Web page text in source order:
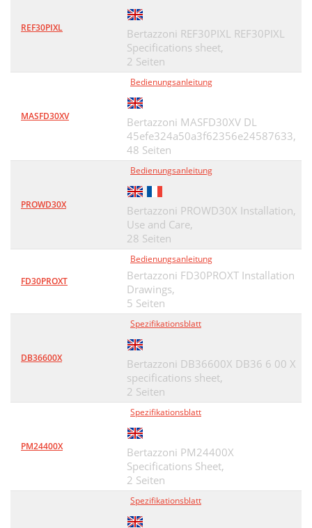
REF30PIXL
Bertazzoni REF30PIXL REF30PIXL
Specifications sheet,
2 Seiten
MASFD30XV
Bedienungsanleitung
Bertazzoni MASFD30XV DL
45efe324a50a3f62356e24587633,
48 Seiten
PROWD30X
Bedienungsanleitung
Bertazzoni PROWD30X Installation,
Use and Care,
28 Seiten
FD30PROXT
Bedienungsanleitung
Bertazzoni FD30PROXT Installation
Drawings,
5 Seiten
DB36600X
Spezifikationsblatt
Bertazzoni DB36600X DB36 6 00 X
specifications sheet,
2 Seiten
PM24400X
Spezifikationsblatt
Bertazzoni PM24400X
Specifications Sheet,
2 Seiten
Spezifikationsblatt